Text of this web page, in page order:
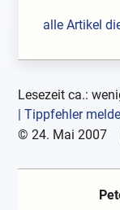
alle Artikel
Lesezeit ca.:
| Tippfehler
©24. Mai 2007